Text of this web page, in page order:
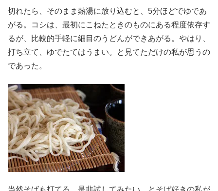
切れたら、そのまま熱湯に放り込むと、5分ほどでゆであ
がる。コシは、最初にこねたときのものにある程度依存す
るが、比較的手軽に細目のうどんができあがる。やはり、
打ち立て、ゆでたてはうまい。と見てただけの私が思うの
であった。